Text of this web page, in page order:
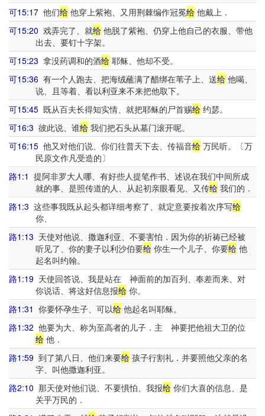
可15:17 他们给 他穿上紫袍、又用荆棘编作冠冕给 他戴上．
可15:20 戏弄完了、就给 他脱了紫袍、仍穿上他自己的衣服、带他
出去、要钉十字架。
可15:23 拿没药调和的酒给 耶稣、他却不受。
可15:36 有一个人跑去、把海绒蘸满了醋绑在苇子上、送给 他喝、
说、且等着、看以利亚来不来把他取下。
可15:45 既从百夫长得知实情、就把耶稣的尸首赐给 约瑟。
可16:3 彼此说、谁给 我们把石头从墓门滚开呢。
可16:15 他又对他们说、你们往普天下去、传福音给 万民听。〔万
民原文作凡受造的〕
路1:1 提阿非罗大人哪、有好些人提笔作书、述说在我们中间所成
就的事、是照传道的人、从起初亲眼看见、又传给我们的．
路1:3 这些事我既从起头都详细考察了、就定意要按着次序写给
你、
路1:13 天使对他说、撒迦利亚、不要害怕．因为你的祈祷已经被
听见了、你的妻子以利沙伯要给你生一个儿子、你要给他
起名叫约翰。
路1:19 天使回答说、我是站在 神面前的加百列、奉差而来、对
你说话、将这好信息报给你。
路1:31 你要怀孕生子、可以给 他起名叫耶稣。
路1:32 他要为大、称为至高者的儿子．主 神要把他祖大卫的位
给他．
路1:59 到了第八日、他们来要给 孩子行割礼．并要照他父亲的名
字、叫他撒迦利亚。
路2:10 那天使对他们说、不要惧怕、我报给 你们大喜的信息、是
关乎万民的．